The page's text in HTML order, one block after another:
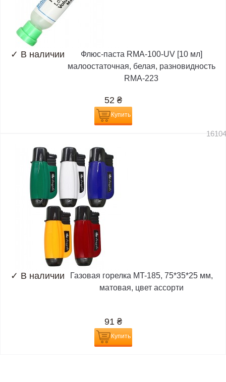
✓ В наличии
Флюс-паста RMA-100-UV [10 мл]
малоостаточная, белая, разновидность
RMA-223
52 ₴
Купить
✓ В наличии
Газовая горелка MT-185, 75*35*25 мм,
матовая, цвет ассорти
91 ₴
Купить